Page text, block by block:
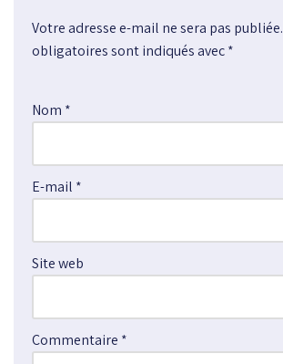
Votre adresse e-mail ne sera pas publiée.
obligatoires sont indiqués avec*
Nom *
E-mail *
Site web
Commentaire *
A
l
r
a
t
e
: